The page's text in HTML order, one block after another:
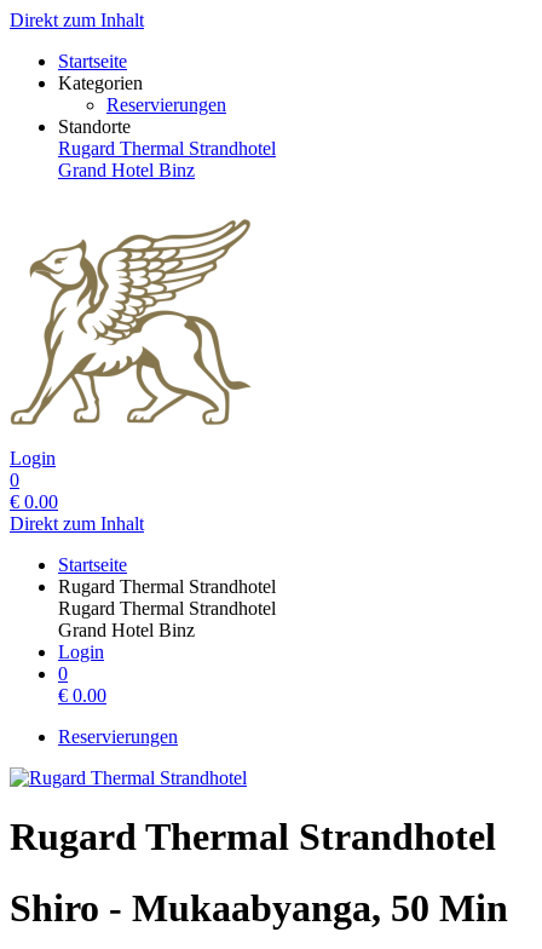
Direkt zum Inhalt
Startseite
Kategorien
Reservierungen
Standorte
Rugard Thermal Strandhotel
Grand Hotel Binz
Login
0
€ 0.00
Direkt zum Inhalt
Startseite
Rugard Thermal Strandhotel
Rugard Thermal Strandhotel
Grand Hotel Binz
Login
0
€ 0.00
Reservierungen
Rugard Thermal Strandhotel
Shiro - Mukaabyanga, 50 Min